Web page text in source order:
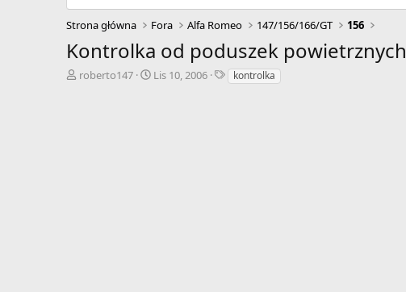
Strona główna Fora Alfa Romeo 147/156/166/GT 156
Kontrolka od poduszek powietrznych
A
roberto147
DLis 10, 2006
Tkontrolka